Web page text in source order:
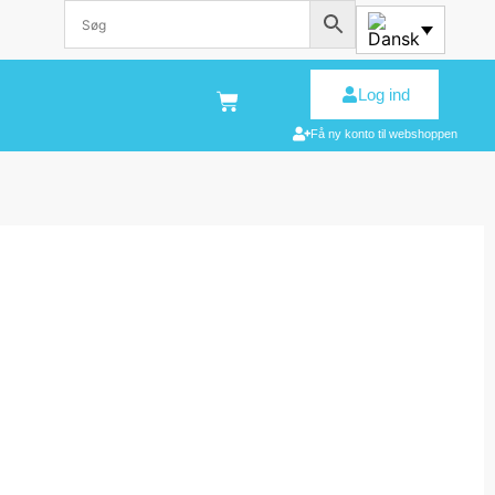
Log ind
Få ny konto til webshoppen